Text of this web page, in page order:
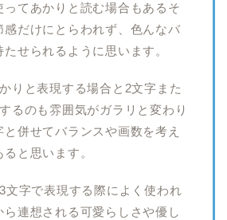
てあかりと読む場合もあるそ
感だけにとらわれず、色んなバ
せられるように思います。
りと表現する場合と2文字また
るのも雰囲気がガラリと変わり
併せてバランスや画数を考え
と思います。
文字で表現する際によく使われ
ら連想される可愛らしさや優し